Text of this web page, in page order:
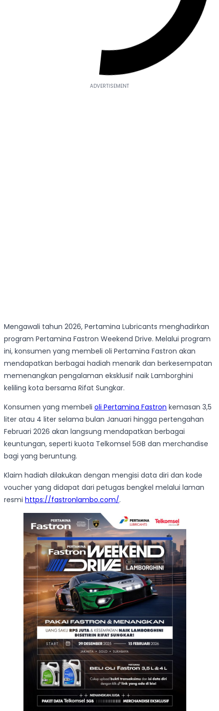
Mengawali tahun 2026, Pertamina Lubricants menghadirkan
program Pertamina Fastron Weekend Drive. Melalui program
ini, konsumen yang membeli oli Pertamina Fastron akan
mendapatkan berbagai hadiah menarik dan berkesempatan
memenangkan pengalaman eksklusif naik Lamborghini
keliling kota bersama Rifat Sungkar.
Konsumen yang membeli oli Pertamina Fastron kemasan 3,5
liter atau 4 liter selama bulan Januari hingga pertengahan
Februari 2026 akan langsung mendapatkan berbagai
keuntungan, seperti kuota Telkomsel 5GB dan merchandise
bagi yang beruntung.
Klaim hadiah dilakukan dengan mengisi data diri dan kode
voucher yang didapat dari petugas bengkel melalui laman
resmi https://fastronlambo.com/.